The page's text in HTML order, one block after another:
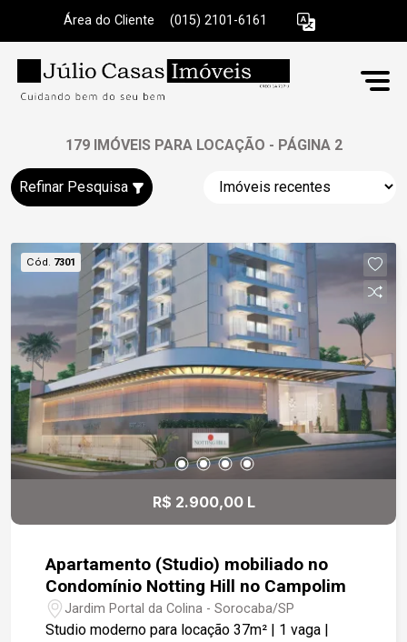
Área do Cliente (015) 2101-6161
179 IMÓVEIS PARA LOCAÇÃO - PÁGINA 2
Refinar Pesquisa
Cód. 7301
R$ 2.900,00 L
Apartamento (Studio) mobiliado no
Condomínio Notting Hill no Campolim
Jardim Portal da Colina - Sorocaba/SP
Studio moderno para locação 37m² | 1 vaga |